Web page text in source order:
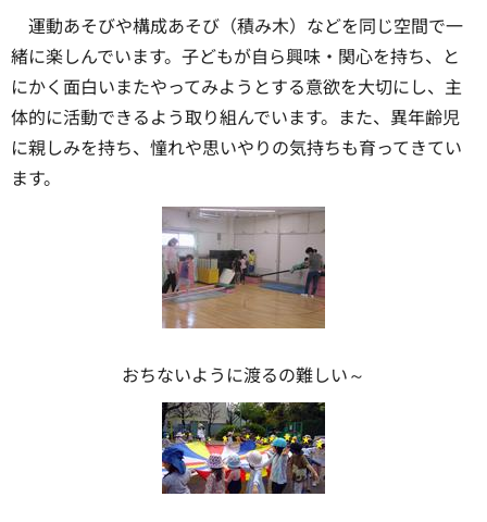
運動あそびや構成あそび（積み木）などを同じ空間で一
緒に楽しんでいます。子どもが自ら興味・関心を持ち、と
にかく面白いまたやってみようとする意欲を大切にし、主
体的に活動できるよう取り組んでいます。また、異年齢児
に親しみを持ち、憧れや思いやりの気持ちも育ってきてい
ます。
おちないように渡るの難しい～